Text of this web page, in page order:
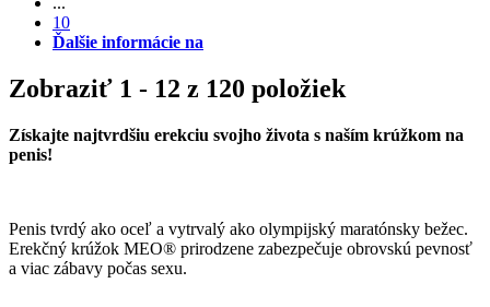
10
Ďalšie informácie na
Zobraziť 1 - 12 z 120 položiek
Získajte najtvrdšiu erekciu svojho života s naším krúžkom na
penis!
Penis tvrdý ako oceľ a vytrvalý ako olympijský maratónsky bežec.
Erekčný krúžok MEO® prirodzene zabezpečuje obrovskú pevnosť
a viac zábavy počas sexu.